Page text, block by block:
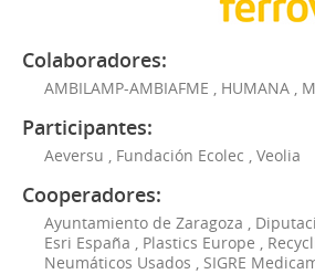
Colaboradores:
AMBILAMP-AMBIAFME , HUMANA ,
Participantes:
Aeversu , Fundación Ecolec , Veolia
Cooperadores:
Ayuntamiento de Zaragoza ,
Esri España , Plastics Europe ,
Neumáticos Usados , SIGRE